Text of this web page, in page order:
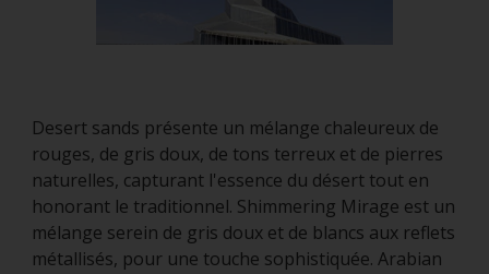
Desert sands présente un mélange chaleureux de
rouges, de gris doux, de tons terreux et de pierres
naturelles, capturant l'essence du désert tout en
honorant le traditionnel. Shimmering Mirage est un
mélange serein de gris doux et de blancs aux reflets
métallisés, pour une touche sophistiquée. Arabian